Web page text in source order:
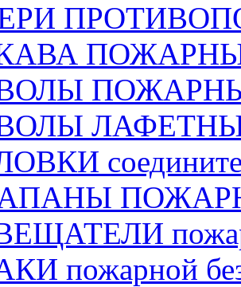
пожарной